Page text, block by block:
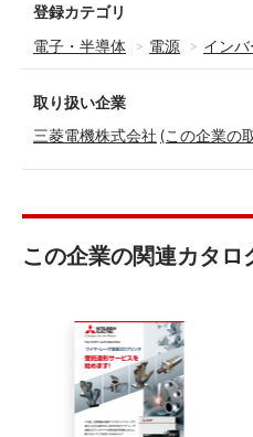
登録カテゴリ
電子・半導体
電源 インバ
取り扱い企業
三菱電機株式会社 (この企業の
この企業の関連カタロ